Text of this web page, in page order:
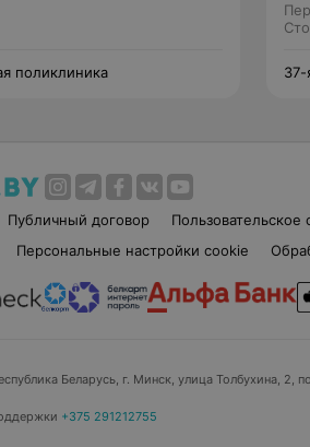
поликлиника 37-
Публичный договор Пользовательское
Персональные настройки cookie
Беларусь, г. Минск, улица Толбухина, 2,
+375 291212755